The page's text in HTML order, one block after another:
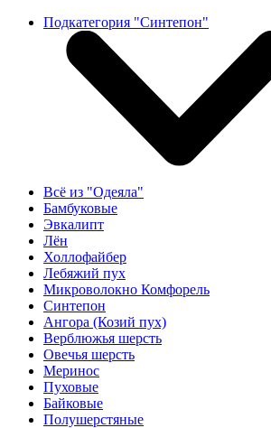
Подкатегория "Синтепон"
Всё из "Одеяла"
Бамбуковые
Эвкалипт
Лён
Холлофайбер
Лебяжий пух
Микроволокно Комфорель
Синтепон
Ангора (Козий пух)
Верблюжья шерсть
Овечья шерсть
Меринос
Пуховые
Байковые
Полушерстяные